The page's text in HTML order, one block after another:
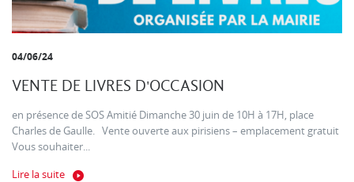
04/06/24
VENTE DE LIVRES D'OCCASION
en présence de SOS Amitié Dimanche 30 juin de 10H à 17H, place
Charles de Gaulle. Vente ouverte aux pirisiens – emplacement gratuit
Vous souhaiter...
Lire la suite